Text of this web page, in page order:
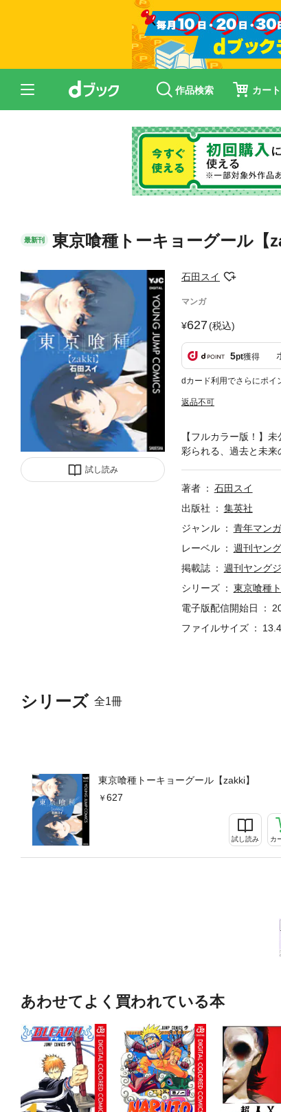
作品検索 カート
最新刊 東京喰種トーキョーグール【
試し読み
石田スイ
マンガ
627(税込)
5pt獲得
dカード利用でさらにポイ
返品不可
シリーズ 全1冊
東京喰種トーキョーグール【zakki】
627
試し読み カ
【フルカラー版！】
彩られる、過去と未来
著者
石田スイ
出版社
集英社
ジャンル
青年マンガ
レーベル
週刊ヤン
掲載誌
週刊ヤング
シリーズ
東京喰種
電子版配信開始日
ファイルサイズ
あわせてよく買われている本